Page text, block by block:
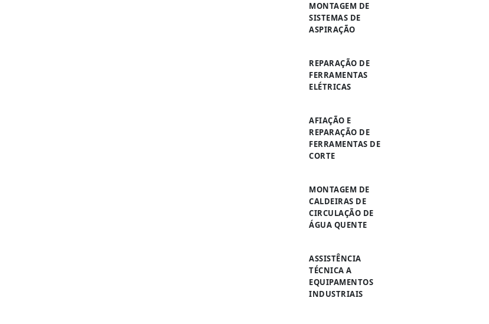
MONTAGEM DE
SISTEMAS DE
ASPIRAÇÃO
REPARAÇÃO DE
FERRAMENTAS
ELÉTRICAS
AFIAÇÃO E
REPARAÇÃO DE
FERRAMENTAS DE
CORTE
MONTAGEM DE
CALDEIRAS DE
CIRCULAÇÃO DE
ÁGUA QUENTE
ASSISTÊNCIA
TÉCNICA A
EQUIPAMENTOS
INDUSTRIAIS